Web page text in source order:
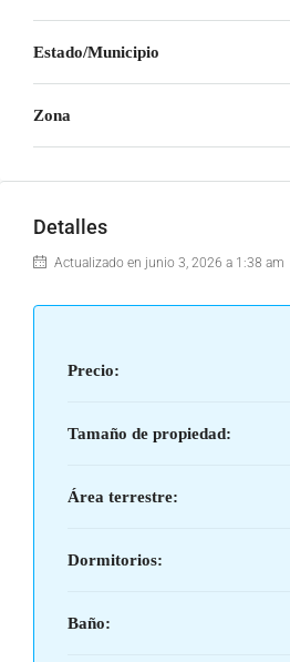
Estado/Municipio
Zona
Detalles
Actualizado en junio 3, 2026 a 1:38 am
Precio:
Tamaño de propiedad:
Área terrestre:
Dormitorios:
Baño: